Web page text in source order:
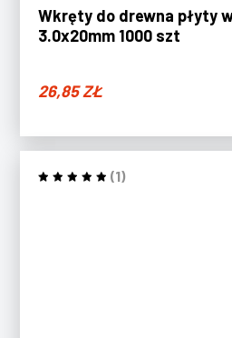
Wkręty do drewna płyty
3.0x20mm 1000 szt
26,85ZŁ
(1)